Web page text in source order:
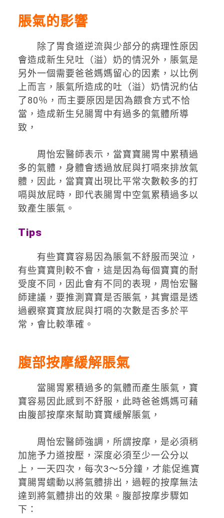
脹氣的影響
除了胃食道逆流與少部分的病理性原因
會造成新生兒吐（溢）奶的情況外，脹氣是
另外一個需要爸爸媽媽留心的因素，以比例
上而言，脹氣所造成的吐（溢）奶情況約佔
了80％，而主要原因是因為餵食方式不恰
當，造成新生兒腸胃中有過多的氣體所導
致，
周怡宏醫師表示，當寶寶腸胃中累積過
多的氣體，身體會透過放屁與打嗝來排放氣
體，因此，當寶寶出現比平常次數較多的打
嗝與放屁時，即代表腸胃中空氣累積過多以
致產生脹氣。
Tips
有些寶寶容易因為脹氣不舒服而哭泣，
有些寶寶則較不會，這是因為每個寶寶的耐
受度不同，因此會有不同的表現，周怡宏醫
師建議，要推測寶寶是否脹氣，其實還是透
過觀察寶寶放屁與打嗝的次數是否多於平
常，會比較準確。
腹部按摩緩解脹氣
當腸胃累積過多的氣體而產生脹氣，寶
寶容易因此感到不舒服，此時爸爸媽媽可藉
由腹部按摩來幫助寶寶緩解脹氣，
周怡宏醫師強調，所謂按摩，是必須稍
加施予力道按壓，深度必須至少一公分以
上，一天四次，每次3～5分鐘，才能促進寶
寶腸胃蠕動以將氣體排出，過輕的按摩無法
達到將氣體排出的效果。腹部按摩步驟如
下：